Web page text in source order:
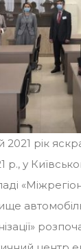
рік
р., у